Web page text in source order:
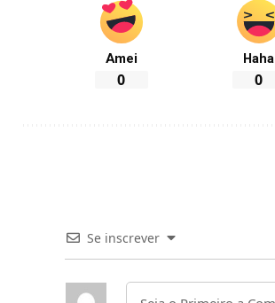
Amei
0
Haha
0
Se inscrever